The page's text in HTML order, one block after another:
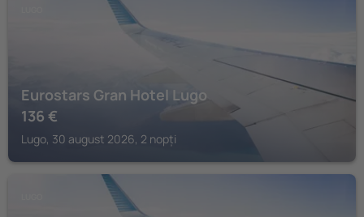
Eurostars Gran Hotel Lugo
136 €
Lugo, 30 august 2026, 2 nopți